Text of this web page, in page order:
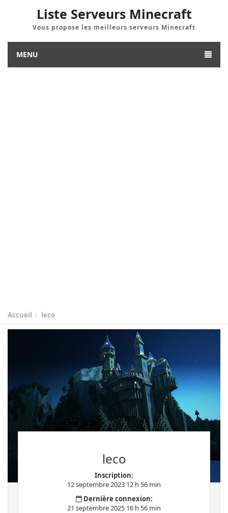
Liste Serveurs Minecraft
Vous propose les meilleurs serveurs Minecraft
MENU
Accueil leco
leco
Inscription:
12 septembre 2023 12 h 56 min
Dernière connexion:
21 septembre 2025 16 h 56 min